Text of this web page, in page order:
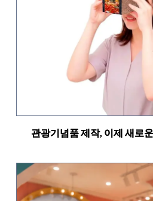
관광기념품 제작, 이제 새로